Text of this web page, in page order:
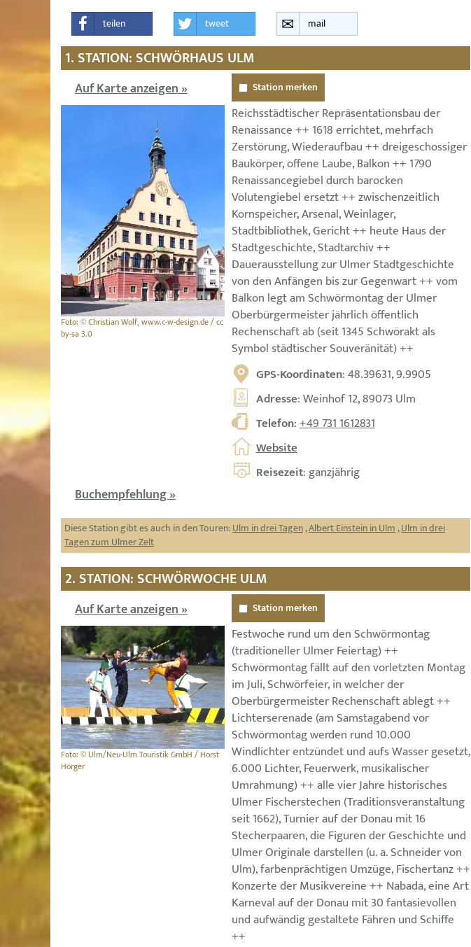
teilen tweet mail
1. STATION: SCHWÖRHAUS ULM
Auf Karte anzeigen »
Foto: © Christian Wolf, www.c-w-design.de / cc
by-sa 3.0
Station merken
Reichsstädtischer Repräsentationsbau der
Renaissance ++ 1618 errichtet, mehrfach
Zerstörung, Wiederaufbau ++ dreigeschossiger
Baukörper, offene Laube, Balkon ++ 1790
Renaissancegiebel durch barocken
Volutengiebel ersetzt ++ zwischenzeitlich
Kornspeicher, Arsenal, Weinlager,
Stadtbibliothek, Gericht ++ heute Haus der
Stadtgeschichte, Stadtarchiv ++
Dauerausstellung zur Ulmer Stadtgeschichte
von den Anfängen bis zur Gegenwart ++ vom
Balkon legt am Schwörmontag der Ulmer
Oberbürgermeister jährlich öffentlich
Rechenschaft ab (seit 1345 Schwörakt als
Symbol städtischer Souveränität) ++
GPS-Koordinaten: 48.39631, 9.9905
Adresse: Weinhof 12, 89073 Ulm
Telefon:+49 731 1612831
Website
Reisezeit: ganzjährig
Buchempfehlung »
Diese Station gibt es auch in den Touren:Ulm in drei Tagen,Albert Einstein in Ulm,Ulm in drei
Tagen zum Ulmer Zelt
2. STATION: SCHWÖRWOCHE ULM
Auf Karte anzeigen »
Foto: © Ulm/Neu-Ulm Touristik GmbH / Horst
Hörger
Station merken
Festwoche rund um den Schwörmontag
(traditioneller Ulmer Feiertag) ++
Schwörmontag fällt auf den vorletzten Montag
im Juli, Schwörfeier, in welcher der
Oberbürgermeister Rechenschaft ablegt ++
Lichterserenade (am Samstagabend vor
Schwörmontag werden rund 10.000
Windlichter entzündet und aufs Wasser gesetzt,
6.000 Lichter, Feuerwerk, musikalischer
Umrahmung) ++ alle vier Jahre historisches
Ulmer Fischerstechen (Traditionsveranstaltung
seit 1662), Turnier auf der Donau mit 16
Stecherpaaren, die Figuren der Geschichte und
Ulmer Originale darstellen (u. a. Schneider von
Ulm), farbenprächtigen Umzüge, Fischertanz ++
Konzerte der Musikvereine ++ Nabada, eine Art
Karneval auf der Donau mit 30 fantasievollen
und aufwändig gestaltete Fähren und Schiffe
++